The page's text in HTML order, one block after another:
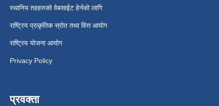
स्थानिय तहहरुको वेबसाईट हेर्नको लागि
राष्ट्रिय प्राकृतिक स्रोत तथा वित्त आयोग
राष्ट्रिय योजना आयोग
Privacy Policy
प्रवक्ता